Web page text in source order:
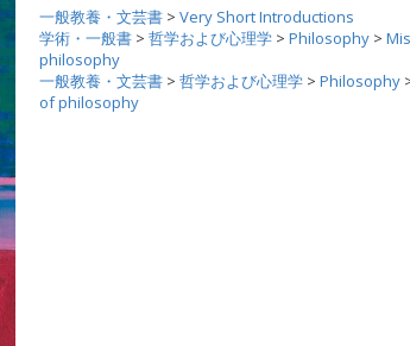
一般教養・文芸書 > Very Short Introductions
学術・一般書 > 哲学および心理学 > Philosophy >
philosophy
一般教養・文芸書 > 哲学および心理学 > Philosophy
of philosophy